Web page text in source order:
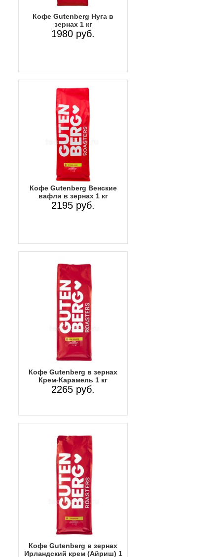
Кофе Gutenberg Нуга в
зернах 1 кг
1980 руб.
Кофе Gutenberg Венские
вафли в зернах 1 кг
2195 руб.
Кофе Gutenberg в зернах
Крем-Карамель 1 кг
2265 руб.
Кофе Gutenberg в зернах
Ирландский крем (Айриш) 1